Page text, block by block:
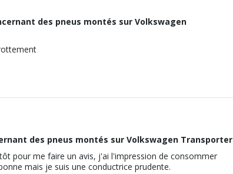
des pneus montés sur Volkswagen
des pneus montés sur Volkswagen Transporter
pour me faire un avis, j'ai l'impression de consommer
mais je suis une conductrice prudente.